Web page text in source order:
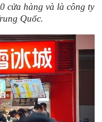
cửa hàng và là công ty
Quốc.